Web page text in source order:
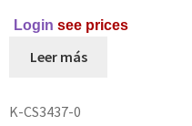
K-CS3437-0
Login see prices
Leer más